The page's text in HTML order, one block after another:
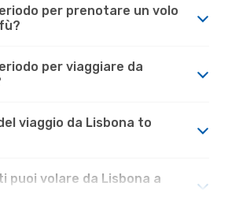
per prenotare un volo
per viaggiare da
viaggio da Lisbona to
puoi volare da Lisbona a